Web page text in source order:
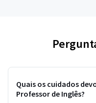
Quais os cuidados
Professor de Inglês?